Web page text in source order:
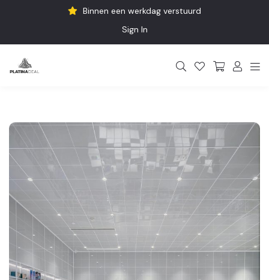
Binnen een werkdag verstuurd
Sign In